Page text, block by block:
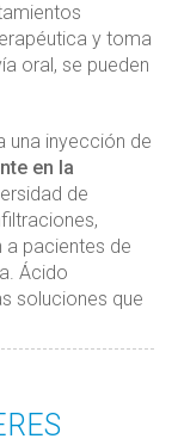
y toma
oral, se pueden
una inyección de
en la
de
a pacientes de
Ácido
soluciones que